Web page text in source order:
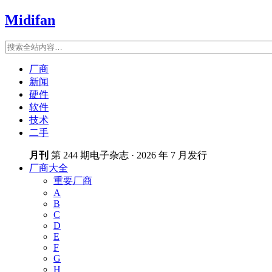
Midifan
厂商
新闻
硬件
软件
技术
二手
月刊 第 244 期电子杂志 · 2026 年 7 月发行
厂商大全
重要厂商
A
B
C
D
E
F
G
H